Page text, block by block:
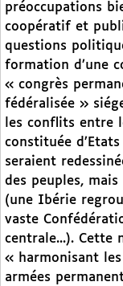
préoccupations
coopératif et
questions
formation d’une
« congrès
fédéralisée »
les conflits entre
constituée
seraient
des peuples,
(une Ibérie
vaste
centrale...). Cette
« harmonisant
armées